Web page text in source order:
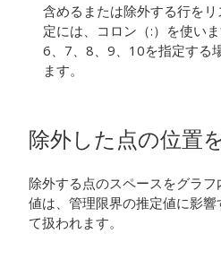
含めるまたは除外する行を
定には、コロン（:）を使い
6、7、8、9、10を指定する
ます。
除外した点の位置
除外する点のスペースをグラ
値は、管理限界の推定値に影
て扱われます。